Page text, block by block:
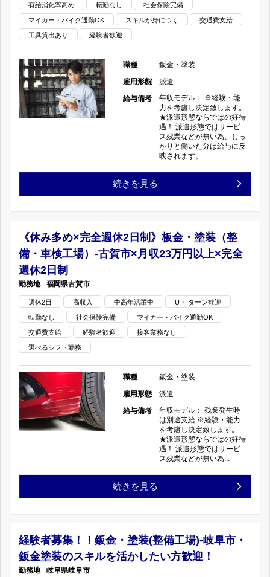
月
収
24
×
完
週
2
日
の
金・
塗
工
場）-
大
牟
市
×
以
上
完
有給消化率高め 転勤なし 社会保険完備
マイカー・バイク通勤OK スキルが身につく 交通費支給
工具貸出あり 経験者歓迎
職種
鈑金・塗装
雇用形態
派遣
給与備考
年収モデル： ※経験・能
力を考慮し決定致します。
★派遣形態ならではの好待
遇！ 派遣形態ではサービ
ス残業などが無い為、しっ
かりと働いた分は給与に反
映されます。...
【年
不
問】
金・
塗
(国
ー
ラ
デ
続きを見る
《休み多め×完全週休2日制》板金・塗装（整
備・車検工場）-古賀市×月収23万円以上×完全
週休2日制
福岡県古賀市
週休2日 高収入 中高年活躍中 U・Iターン歓迎
転勤なし 社会保険完備 マイカー・バイク通勤OK
交通費支給 経験者歓迎 接客業務なし
選べるシフト勤務
職種
鈑金・塗装
雇用形態
派遣
給与備考
年収モデル： 残業発生時
は別途支給 ※経験・能力
を考慮し決定致します。
★派遣形態ならではの好待
遇！ 派遣形態ではサービ
ス残業などが無い為...
《休
多
め
続きを見る
経験者募集！！鈑金・塗装(整備工場)-岐阜市・
鈑金塗装のスキルを活かしたい方歓迎！
岐阜県岐阜市